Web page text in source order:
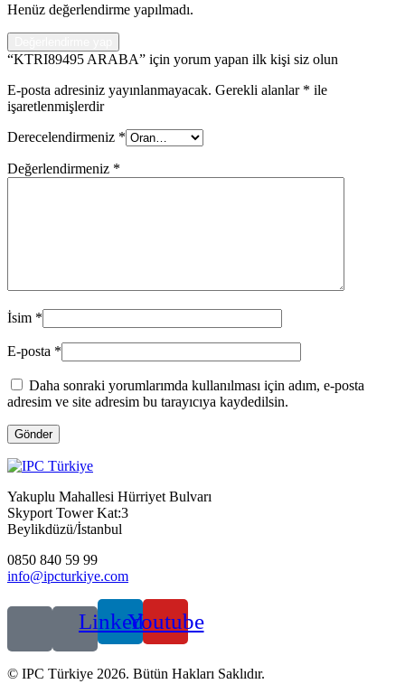
Henüz değerlendirme yapılmadı.
“KTRI89495 ARABA” için yorum yapan ilk kişi siz olun
E-posta adresiniz yayınlanmayacak. Gerekli alanlar * ile
işaretlenmişlerdir
Derecelendirmeniz *
Değerlendirmeniz *
İsim *
E-posta *
Daha sonraki yorumlarımda kullanılması için adım, e-posta
adresim ve site adresim bu tarayıcıya kaydedilsin.
Gönder
Yakuplu Mahallesi Hürriyet Bulvarı
Skyport Tower Kat:3
Beylikdüzü/İstanbul
0850 840 59 99
info@ipcturkiye.com
LinkedinYoutube
© IPC Türkiye 2026. Bütün Hakları Saklıdır.